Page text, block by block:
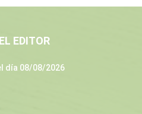
EDITOR
día 08/08/2026